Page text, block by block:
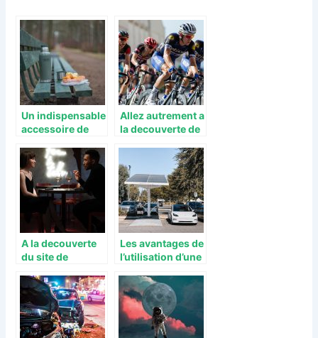
Un indispensable
accessoire de
ski
Allez autrement a
la decouverte de
A la decouverte
du site de
Les avantages de
l’utilisation d’une